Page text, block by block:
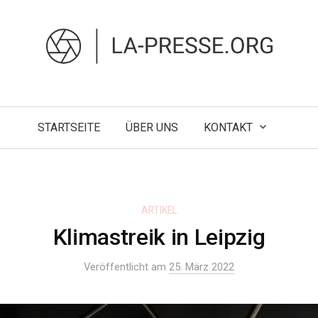
STARTSEITE ÜBER UNS KONTAKT
ARTIKEL
Klimastreik in Leipzig
Veröffentlicht am 25. März 2022